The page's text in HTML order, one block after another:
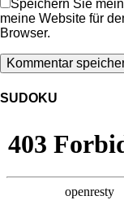
Speichern Sie
meine Website für
Browser.
SUDOKU